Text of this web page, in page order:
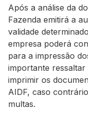
Após a análise da
Fazenda emitirá a
validade
empresa poderá
para a impressão
importante
imprimir os
AIDF, caso
multas.